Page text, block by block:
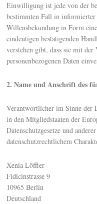
Einwilligung ist jede von der
bestimmten Fall in informierter
Willensbekundung in Form
eindeutigen bestätigenden
verstehen gibt, dass sie mit
personenbezogenen Daten
2. Name und Anschrift des
Verantwortlicher im Sinne der
in den Mitgliedstaaten der
Datenschutzgesetze und
datenschutzrechtlichem
Xenia Löffler
Fidicinstrasse 9
10965 Berlin
Deutschland